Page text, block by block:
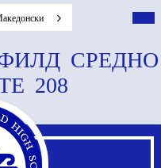
СРЕДНО
208